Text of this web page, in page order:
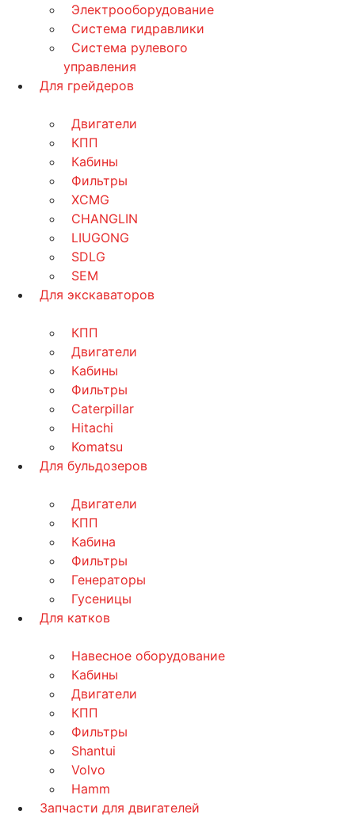
Электрооборудование
Система гидравлики
Система рулевого
управления
Для грейдеров
Двигатели
КПП
Кабины
Фильтры
XCMG
CHANGLIN
LIUGONG
SDLG
SEM
Для экскаваторов
КПП
Двигатели
Кабины
Фильтры
Caterpillar
Hitachi
Komatsu
Для бульдозеров
Двигатели
КПП
Кабина
Фильтры
Генераторы
Гусеницы
Для катков
Навесное оборудование
Кабины
Двигатели
КПП
Фильтры
Shantui
Volvo
Hamm
Запчасти для двигателей